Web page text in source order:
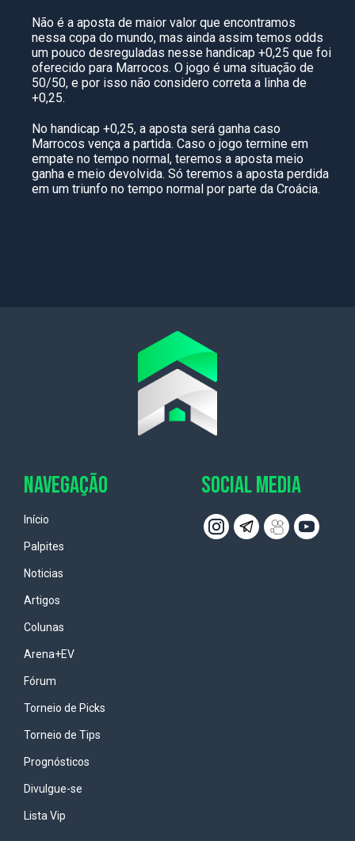
Não é a aposta de maior valor que encontramos
nessa copa do mundo, mas ainda assim temos odds
um pouco desreguladas nesse handicap +0,25 que foi
oferecido para Marrocos. O jogo é uma situação de
50/50, e por isso não considero correta a linha de
+0,25.
No handicap +0,25, a aposta será ganha caso
Marrocos vença a partida. Caso o jogo termine em
empate no tempo normal, teremos a aposta meio
ganha e meio devolvida. Só teremos a aposta perdida
em um triunfo no tempo normal por parte da Croácia.
NAVEGAÇÃO
Início
Palpites
Noticias
Artigos
Colunas
Arena+EV
Fórum
Torneio de Picks
Torneio de Tips
Prognósticos
Divulgue-se
Lista Vip
SOCIAL MEDIA